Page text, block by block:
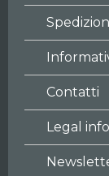
Contatti
Legal info